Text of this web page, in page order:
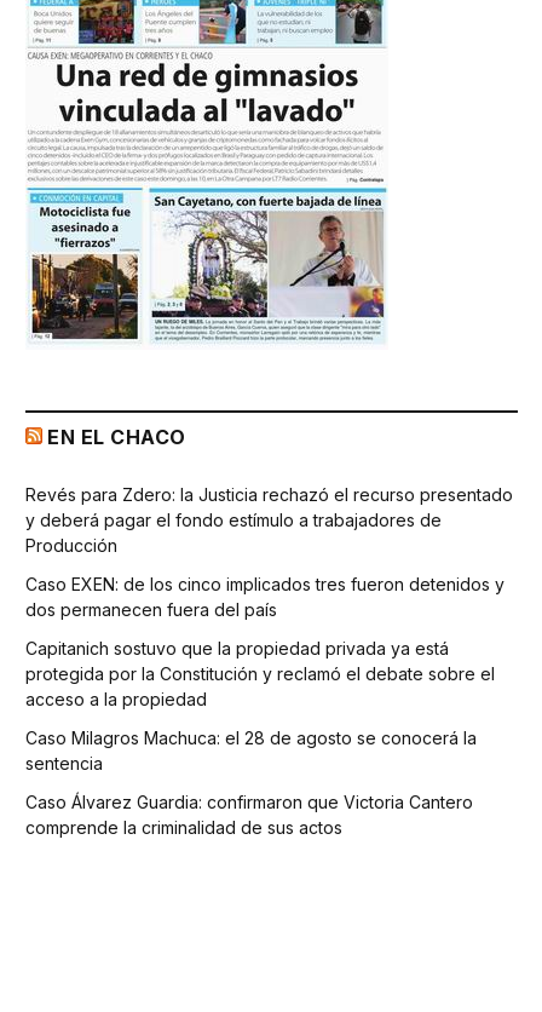
EN EL CHACO
Revés para Zdero: la Justicia rechazó el recurso presentado
y deberá pagar el fondo estímulo a trabajadores de
Producción
Caso EXEN: de los cinco implicados tres fueron detenidos y
dos permanecen fuera del país
Capitanich sostuvo que la propiedad privada ya está
protegida por la Constitución y reclamó el debate sobre el
acceso a la propiedad
Caso Milagros Machuca: el 28 de agosto se conocerá la
sentencia
Caso Álvarez Guardia: confirmaron que Victoria Cantero
comprende la criminalidad de sus actos